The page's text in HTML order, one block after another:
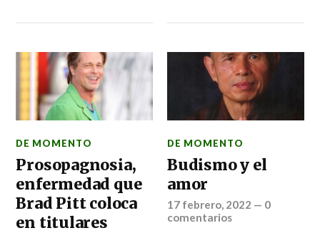
DE MOMENTO
Prosopagnosia,
enfermedad que
Brad Pitt coloca
en titulares
DE MOMENTO
Budismo y el
amor
17 febrero, 2022 — 0
comentarios